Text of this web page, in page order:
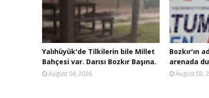
Yalıhüyük'de Tilkilerin bile Millet
Bahçesi var. Darısı Bozkır Başına.
August 04, 2026
Bozkır'ın
arenada
August 03,